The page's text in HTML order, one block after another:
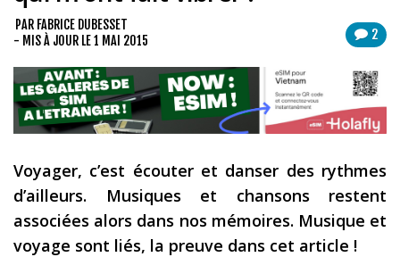
Guides voyages
Contact
Mon journal de bord sur Instagram
Blog voyage
Les derniers articles
Podcast
2
PAR FABRICE DUBESSET
- MIS À JOUR LE1 MAI 2015
Voyager, c’est écouter et danser des rythmes
d’ailleurs. Musiques et chansons restent
associées alors dans nos mémoires. Musique et
voyage sont liés, la preuve dans cet article !